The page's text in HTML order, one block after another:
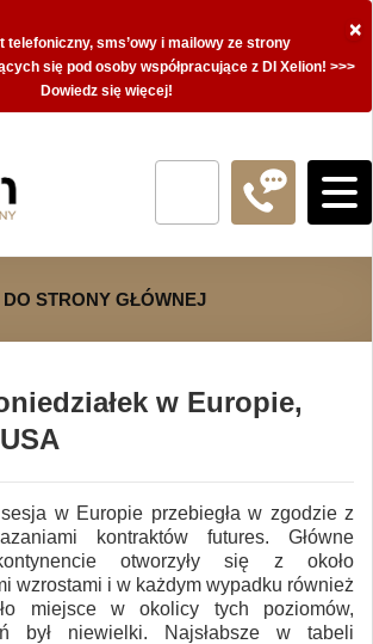
×
telefoniczny, sms’owy i mailowy ze strony
się pod osoby współpracujące z DI Xelion! >>>
Dowiedz się więcej!
DO STRONY GŁÓWNEJ
w Europie,
sesja w Europie przebiegła w zgodzie z
kontraktów futures. Główne
otworzyły się z około
wzrostami i w każdym wypadku również
miejsce w okolicy tych poziomów,
był niewielki. Najsłabsze w tabeli